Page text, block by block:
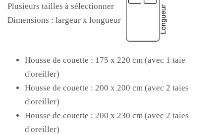
Plusieurs tailles à sélectionner
Dimensions : largeur x longueur
Housse de couette : 175 x 220 cm (avec 1 taie
d'oreiller)
Housse de couette : 200 x 200 cm (avec 2 taies
d'oreiller)
Housse de couette : 200 x 230 cm (avec 2 taies
d'oreiller)